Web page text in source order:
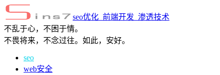
seo优化_前端开发_渗透技术
不乱于心，不困于情。
不畏将来，不念过往。如此，安好。
seo
web安全